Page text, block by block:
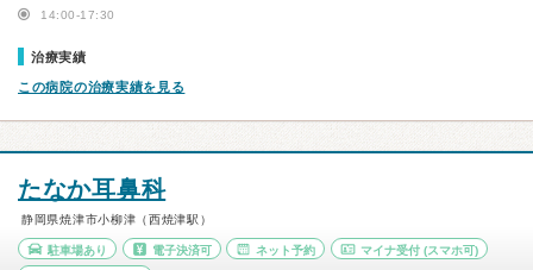
14:00-17:30
治療実績
この病院の治療実績を見る
たなか耳鼻科
静岡県焼津市小柳津（西焼津駅）
駐車場あり 電子決済可 ネット予約 マイナ受付 (スマホ可)